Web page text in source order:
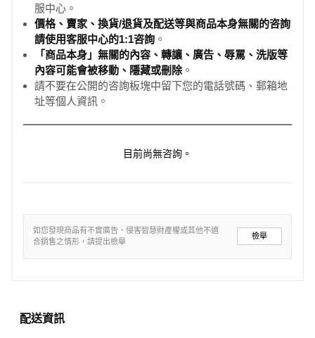
服中心。
價格、賣家、換貨/退貨及配送等與商品本身無關的咨詢
請使用客服中心的1:1咨詢 。
「商品本身」無關的內容、轉讓、廣告、辱罵、洗版等
內容可能會被移動、隱藏或刪除。
請不要在公開的咨詢板塊中留下您的電話號碼、郵箱地
址等個人資訊。
目前尚無咨詢。
如您發現商品有不實廣告、侵害智慧財產權或其他不適
合銷售之情形，請提出檢舉
檢舉
配送資訊